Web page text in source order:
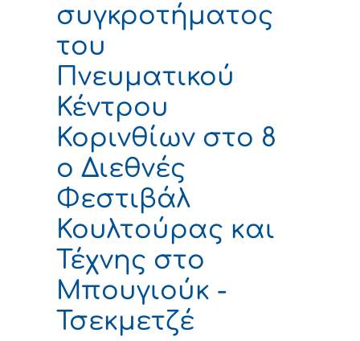
συγκροτήματος
του
Πνευματικού
Κέντρου
Κορινθίων στο 8
ο Διεθνές
Φεστιβάλ
Κουλτούρας και
Τέχνης στο
Μπουγιούκ -
Τσεκμετζέ